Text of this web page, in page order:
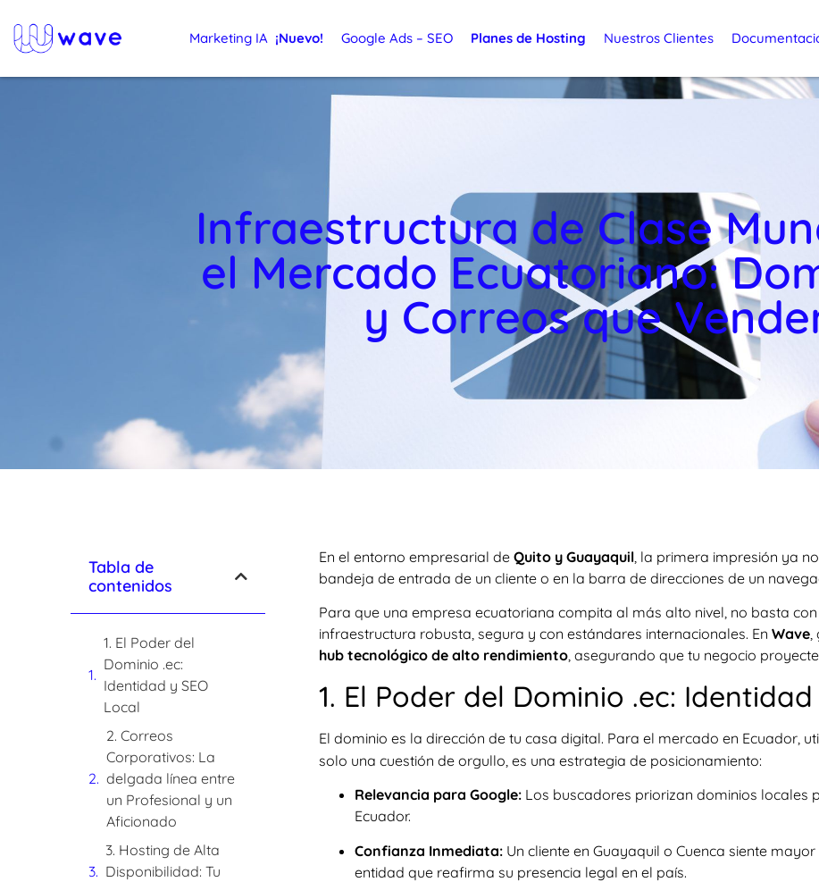
Marketing IA ¡Nuevo! Google Ads – SEO Planes de Hosting Nuestros Clientes
Infraestructura de Clase
el Mercado Ecuatoriano:
y Correos que
Tabla de
contenidos
1. El Poder del
Dominio .ec:
Identidad y SEO
Local
2. Correos
Corporativos: La
delgada línea entre
un Profesional y un
Aficionado
3. Hosting de Alta
Disponibilidad: Tu
En el entorno empresarial deQuito y Guayaquil, la primera impresión ya
bandeja de entrada de un cliente o en la barra de direcciones de un
Para que una empresa ecuatoriana compita al más alto nivel, no basta con
infraestructura robusta, segura y con estándares internacionales. EnWave,
hub tecnológico de alto rendimiento, asegurando que tu negocio
1. El Poder del Dominio .ec: Identidad
El dominio es la dirección de tu casa digital. Para el mercado en Ecuador,
solo una cuestión de orgullo, es una estrategia de posicionamiento:
Relevancia para Google: Los buscadores priorizan dominios locales
Ecuador.
Confianza Inmediata: Un cliente en Guayaquil o Cuenca siente
entidad que reafirma su presencia legal en el país.